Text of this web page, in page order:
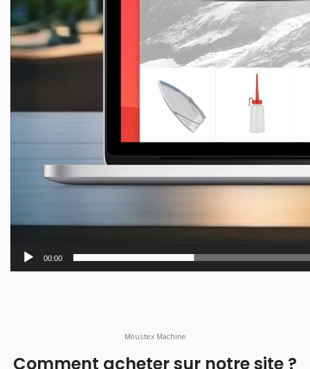
Moustex Machine
Comment acheter sur notre site ?
00:00